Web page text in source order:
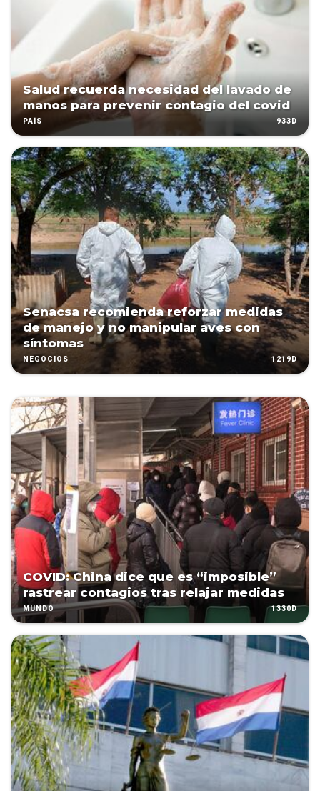
Salud recuerda necesidad del lavado de
manos para prevenir contagio del covid
PAÍS 933D
Senacsa recomienda reforzar medidas
de manejo y no manipular aves con
síntomas
NEGOCIOS 1219D
COVID: China dice que es “imposible”
rastrear contagios tras relajar medidas
MUNDO 1330D